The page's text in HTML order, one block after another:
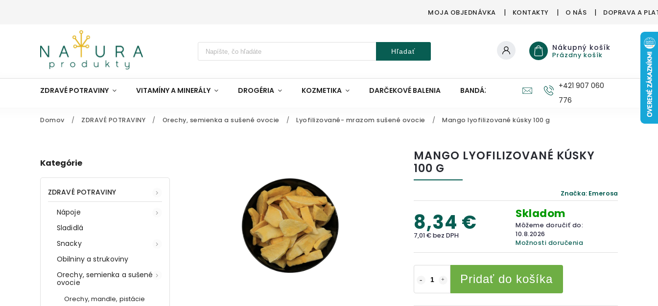
MOJA OBJEDNÁVKA KONTAKTY O NÁS DOPRAVA A
Hľadať Nákupný košík
Prázdny košík
ZDRAVÉ POTRAVINY VITAMÍNY A MINERÁLY DROGÉRIA KOZMETIKA DARČEKOVÉ BALENIA BANDÁŽE, ORTÉZY ZDRAVÉ HUBY
+421 907 060
776
Domov / ZDRAVÉ POTRAVINY / Orechy, semienka a sušené ovocie / Lyofilizované- mrazom sušené ovocie / Mango lyofilizované kúsky 100 g
Kategórie
ZDRAVÉ POTRAVINY
Nápoje
Sladidlá
Snacky
Obilniny a strukoviny
Orechy, semienka a sušené
ovocie
Orechy, mandle, pistácie
MANGO LYOFILIZOVANÉ KÚSKY
100 G
Značka: Emerosa
8,34 €
7,01 € bez DPH
Skladom
Môžeme doručiť do:
10.8.2026
Možnosti doručenia
Pridať do košíka